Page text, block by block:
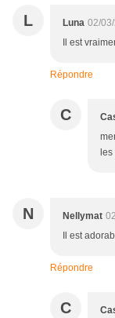
L Luna 02/
Il est
Répondre
C
N Nellymat
Il est
Répondre
C